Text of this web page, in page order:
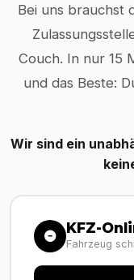
Bei uns brauchst
Couch. In nur 15
und das Beste:
Wir sind ein
KFZ-
Fahrzeug